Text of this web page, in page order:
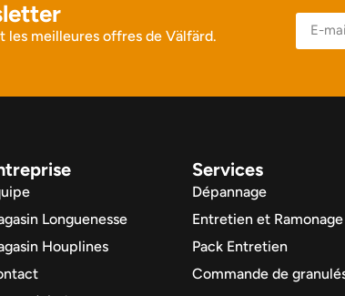
les meilleures offres de Välfärd.
Longuenesse
Houplines
Services
Dépannage
Entretien et Ramonage
Pack Entretien
Commande de